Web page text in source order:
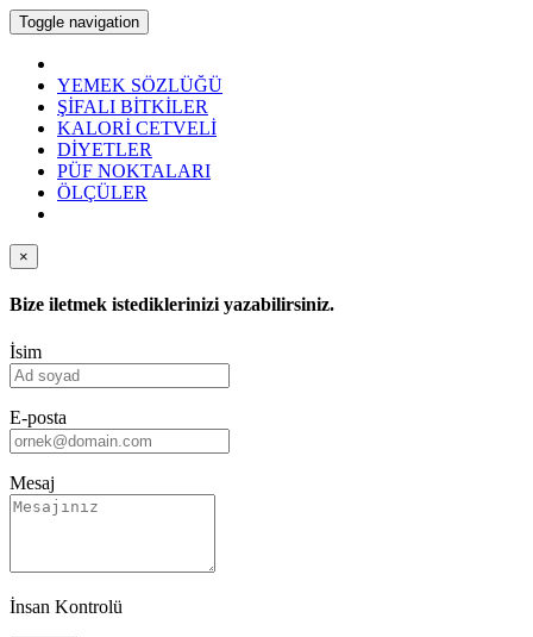
Toggle navigation
YEMEK SÖZLÜĞÜ
ŞİFALI BİTKİLER
KALORİ CETVELİ
DİYETLER
PÜF NOKTALARI
ÖLÇÜLER
×
Bize iletmek istediklerinizi yazabilirsiniz.
İsim
E-posta
Mesaj
İnsan Kontrolü